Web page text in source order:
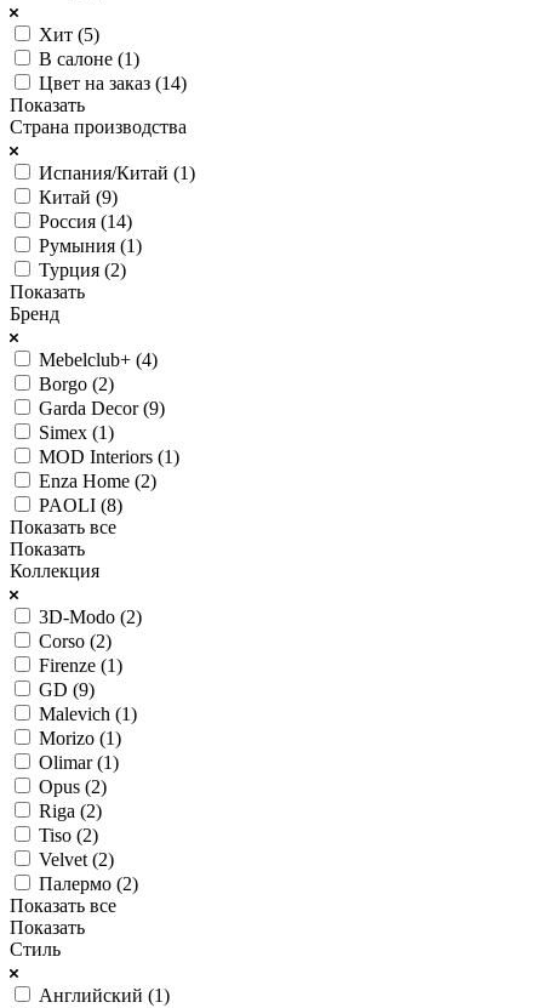
Хит (5)
В салоне (1)
Цвет на заказ (14)
Показать
Страна производства
Испания/Китай (1)
Китай (9)
Россия (14)
Румыния (1)
Турция (2)
Показать
Бренд
Mebelclub+ (4)
Borgo (2)
Garda Decor (9)
Simex (1)
MOD Interiors (1)
Enza Home (2)
PAOLI (8)
Показать все
Показать
Коллекция
3D-Modo (2)
Corso (2)
Firenze (1)
GD (9)
Malevich (1)
Morizo (1)
Olimar (1)
Opus (2)
Riga (2)
Tiso (2)
Velvet (2)
Палермо (2)
Показать все
Показать
Стиль
Английский (1)